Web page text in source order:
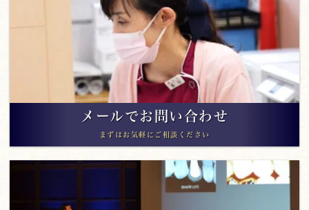
メールでお問い合わせ
まずはお気軽にご相談ください